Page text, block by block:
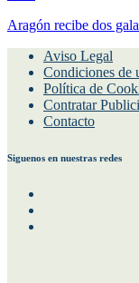
Aragón recibe dos
Aviso Legal
Condiciones de
Política de
Contratar